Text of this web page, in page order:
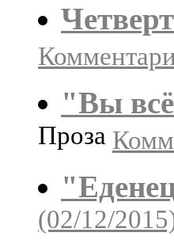
"Вы всё
Проза
(02/12/